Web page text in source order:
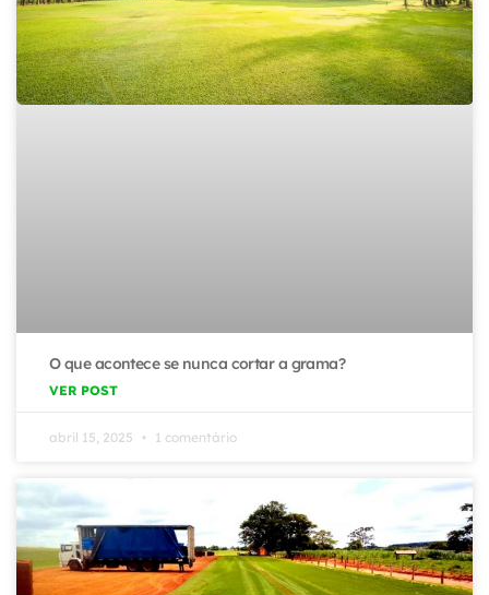
O que acontece se nunca cortar a grama?
VER POST
abril 15, 2025 1 comentário